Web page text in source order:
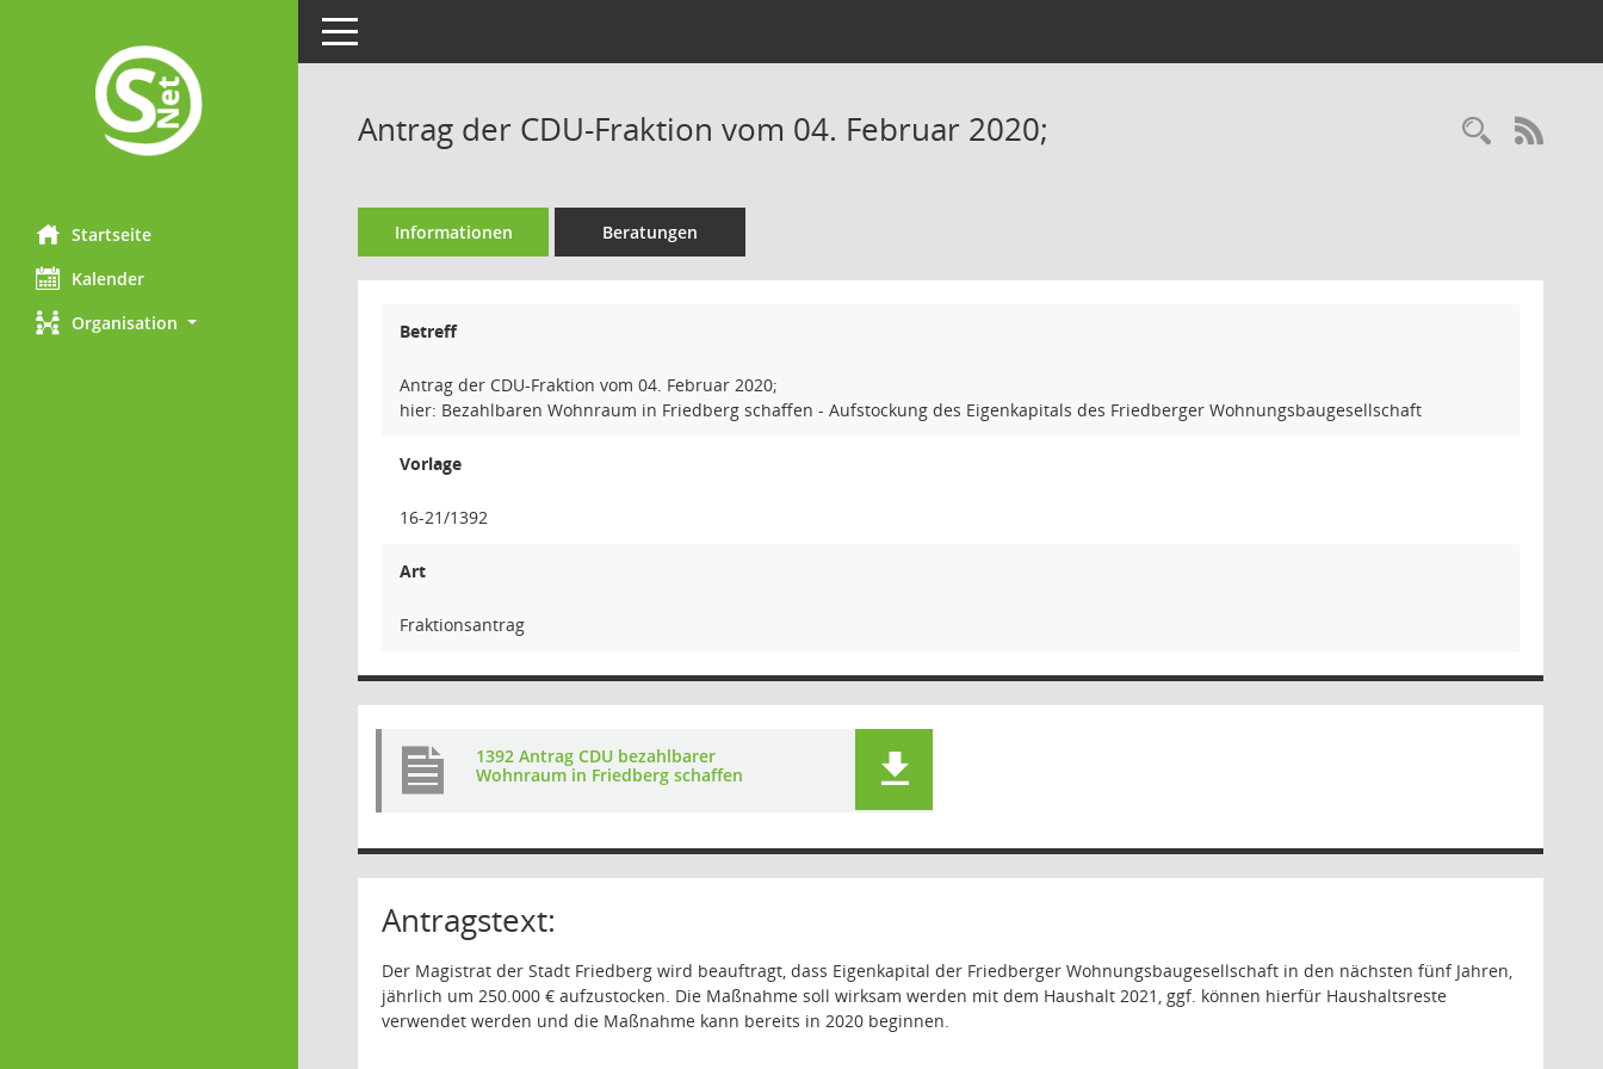
Startseite
Kalender
Organisation
Toggle navigation
Antrag der CDU-Fraktion vom 04. Februar 2020;
Informationen Beratungen
Betreff
Antrag der CDU-Fraktion vom 04. Februar 2020;
hier: Bezahlbaren Wohnraum in Friedberg schaffen - Aufstockung des Eigenkapitals des Friedberger Wohnungsbaugesellschaft
Vorlage
16-21/1392
Art
Fraktionsantrag
1392 Antrag CDU bezahlbarer
Wohnraum in Friedberg schaffen
Antragstext:
Der Magistrat der Stadt Friedberg wird beauftragt, dass Eigenkapital der Friedberger Wohnungsbaugesellschaft in den nächsten fünf Jahren,
jährlich um 250.000 € aufzustocken. Die Maßnahme soll wirksam werden mit dem Haushalt 2021, ggf. können hierfür Haushaltsreste
verwendet werden und die Maßnahme kann bereits in 2020 beginnen.